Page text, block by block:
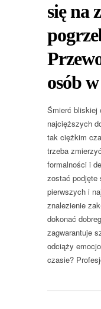
się na
osób
Śmierć bliskiej
najcięższych
tak ciężkim
trzeba
formalności i
zostać podjęte
pierwszych i
znalezienie
dokonać
zagwarantuje
odciąży
czasie?